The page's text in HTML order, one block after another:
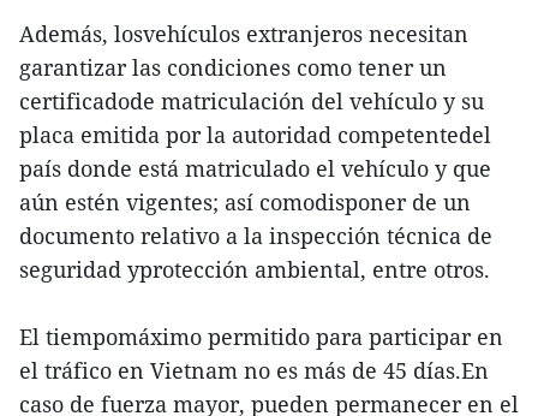
Además, losvehículos extranjeros necesitan
garantizar las condiciones como tener un
certificadode matriculación del vehículo y su
placa emitida por la autoridad competentedel
país donde está matriculado el vehículo y que
aún estén vigentes; así comodisponer de un
documento relativo a la inspección técnica de
seguridad yprotección ambiental, entre otros.
El tiempomáximo permitido para participar en
el tráfico en Vietnam no es más de 45 días.En
caso de fuerza mayor, pueden permanecer en el